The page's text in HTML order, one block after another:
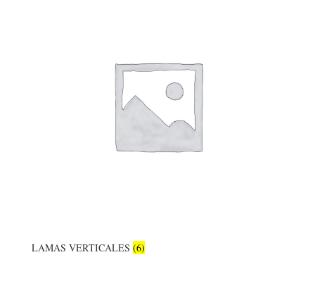
LAMAS VERTICALES (6)